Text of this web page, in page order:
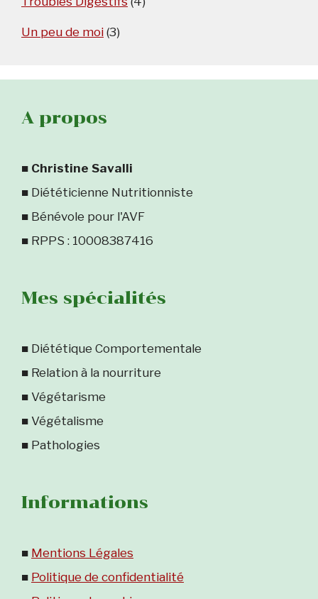
Un peu de moi (3)
A propos
■ Christine Savalli
■ Diététicienne Nutritionniste
■ Bénévole pour l'AVF
■ RPPS : 10008387416
Mes spécialités
■ Diététique Comportementale
■ Relation à la nourriture
■ Végétarisme
■ Végétalisme
■ Pathologies
Informations
■ Mentions Légales
■ Politique de confidentialité